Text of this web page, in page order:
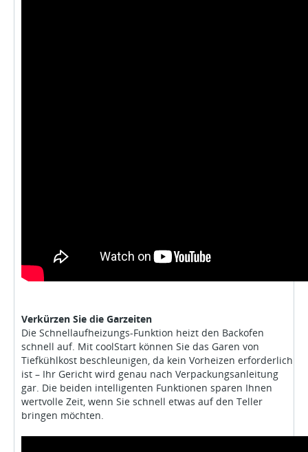
Verkürzen Sie die Garzeiten
Die Schnellaufheizungs-Funktion heizt den Backofen
schnell auf. Mit coolStart können Sie das Garen von
Tiefkühlkost beschleunigen, da kein Vorheizen erforderlich
ist – Ihr Gericht wird genau nach Verpackungsanleitung
gar. Die beiden intelligenten Funktionen sparen Ihnen
wertvolle Zeit, wenn Sie schnell etwas auf den Teller
bringen möchten.